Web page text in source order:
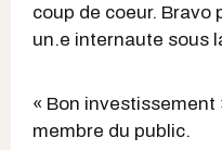
coup de coeur. Bravo
un.e internaute sous
« Bon investissement
membre du public.